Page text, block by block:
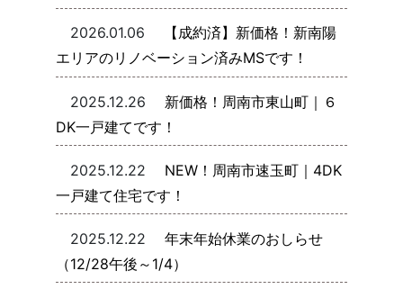
2026.01.06
【成約済】新価格！新南陽
エリアのリノベーション済みMSです！
2025.12.26
新価格！周南市東山町｜６
DK一戸建てです！
2025.12.22
NEW！周南市速玉町｜4DK
一戸建て住宅です！
2025.12.22
年末年始休業のおしらせ
（12/28午後～1/4）